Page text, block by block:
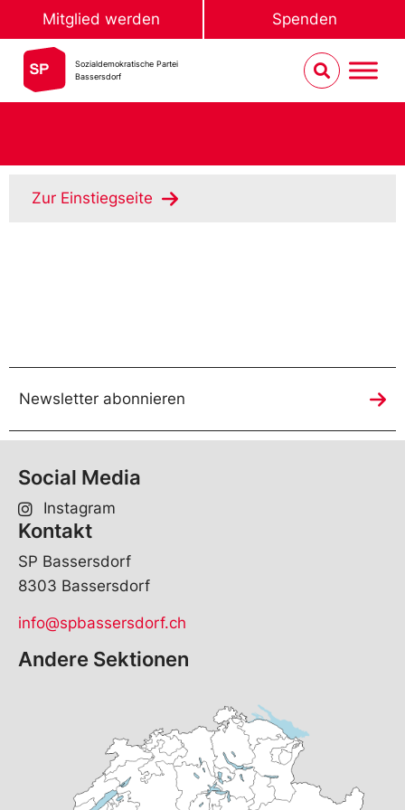
Mitglied werden Spenden
Sozialdemokratische Partei
Bassersdorf
Zur Einstiegseite
Newsletter abonnieren
Social Media
Instagram
Kontakt
SP Bassersdorf
8303 Bassersdorf
info@spbassersdorf.ch
Andere Sektionen